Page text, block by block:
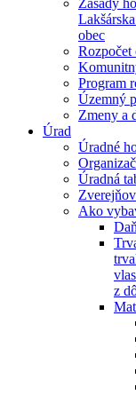
Zásady
obec
Rozpočet
Program
Územný
Zmeny a
Úrad
Úradné
Úradná
Ako
z